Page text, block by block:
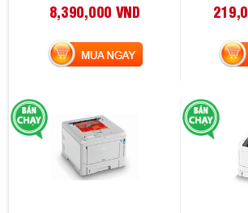
8,390,000 VND
MUA NGAY